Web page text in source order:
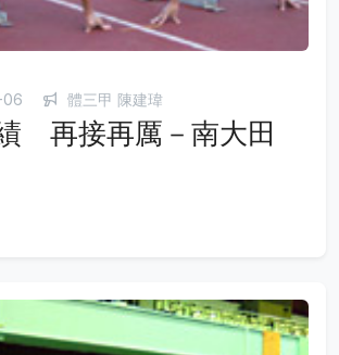
體三甲 陳建瑋
再接再厲－南大田